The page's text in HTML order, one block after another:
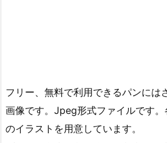
フリー、無料で利用できるパンには
画像です。Jpeg形式ファイルです
のイラストを用意しています。